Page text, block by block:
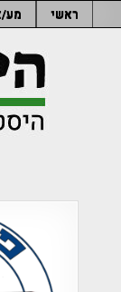
to
ראשי מע/